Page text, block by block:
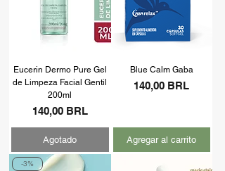
Eucerin Dermo Pure Gel
de Limpeza Facial Gentil
200ml
Precio
140,00 BRL
Agotado
Blue Calm Gaba
Precio
140,00 BRL
Agregar al carrito
-3%